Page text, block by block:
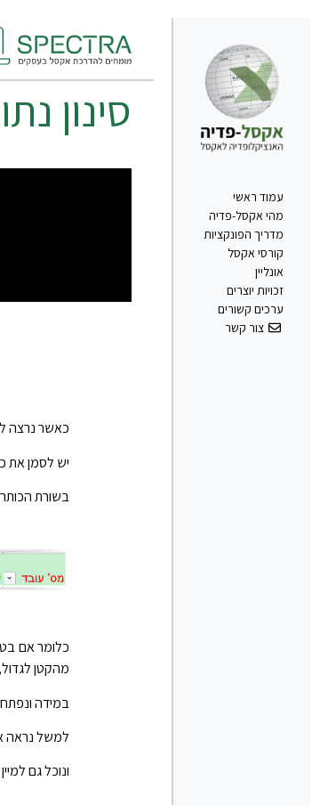
עמוד ראשי
מהי אקסל-פדיה
מדריך הפונקציות
קורסי אקסל
אונליין
זכויות יוצרים
ערכים קשורים
צור קשר
סינון
כאשר נרצה
יש לסמן את
בשורת
כלומר אם
מהקטן
במידה
למשל נראה
ונוכל גם